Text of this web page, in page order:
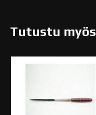
Tutustu myös